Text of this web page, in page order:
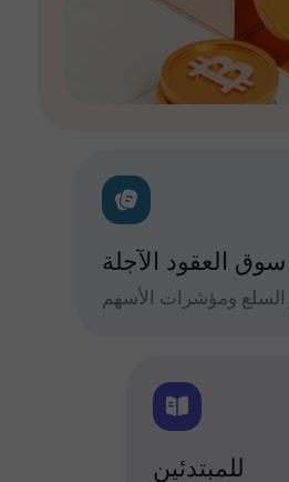
سوق العقود الآجلة
السلع ومؤشرات الأسهم
للمبتدئين